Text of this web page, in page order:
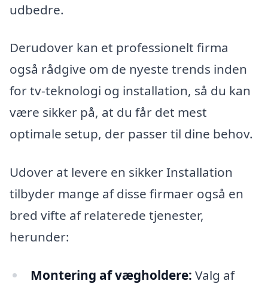
udbedre.
Derudover kan et professionelt firma
også rådgive om de nyeste trends inden
for tv-teknologi og installation, så du kan
være sikker på, at du får det mest
optimale setup, der passer til dine behov.
Udover at levere en sikker Installation
tilbyder mange af disse firmaer også en
bred vifte af relaterede tjenester,
herunder:
Montering af vægholdere: Valg af